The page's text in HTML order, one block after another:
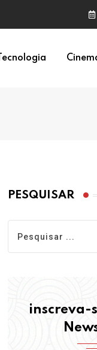
Tecnologia
PESQUISAR
inscreva-